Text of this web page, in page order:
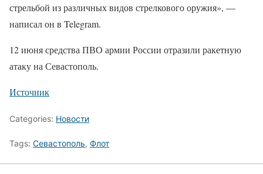
стрельбой из различных видов стрелкового оружия», —
написал он в Telegram.
12 июня средства ПВО армии России отразили ракетную
атаку на Севастополь.
Источник
Categories: Новости
Tags: Севастополь, Флот